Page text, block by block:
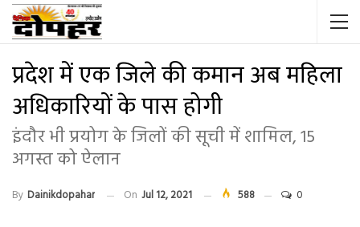
प्रदेश में एक जिले की कमान अब महिला
अधिकारियों के पास होगी
इंदौर भी प्रयोग के जिलों की सूची में शामिल, 15
अगस्त को ऐलान
By Dainikdopahar On Jul 12, 2021 588 0